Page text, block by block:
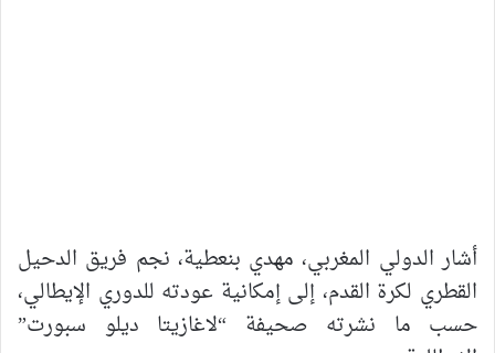
أشار الدولي المغربي، مهدي بنعطية، نجم فريق الدحيل
القطري لكرة القدم، إلى إمكانية عودته للدوري الإيطالي،
حسب ما نشرته صحيفة “لاغازيتا ديلو سبورت”